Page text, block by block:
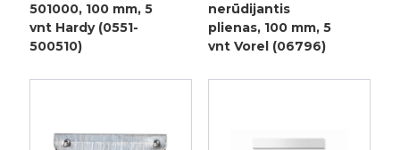
501000, 100 mm, 5
vnt Hardy (0551-
500510)
nerūdijantis
plienas, 100 mm, 5
vnt Vorel (06796)